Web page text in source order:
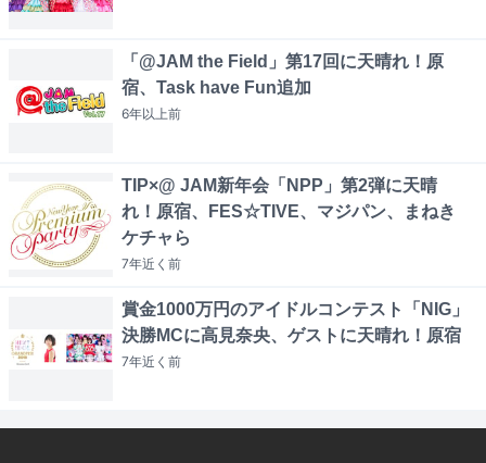
「@JAM the Field」第17回に天晴れ！原
宿、Task have Fun追加
6年以上前
TIP×@ JAM新年会「NPP」第2弾に天晴
れ！原宿、FES☆TIVE、マジパン、まねき
ケチャら
7年近く 前
賞金1000万円のアイドルコンテスト「NIG」
決勝MCに高見奈央、ゲストに天晴れ！原宿
7年近く 前